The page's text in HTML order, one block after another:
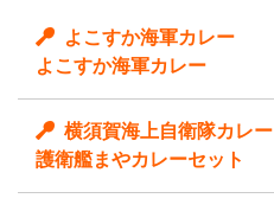
よこすか海軍カレー
よこすか海軍カレー
横須賀海上自衛隊カレー
護衛艦まやカレーセット